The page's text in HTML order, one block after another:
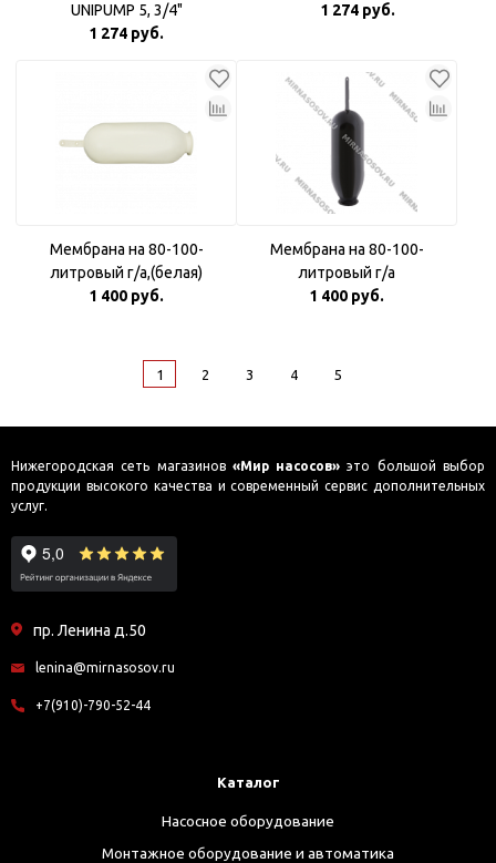
UNIPUMP 5, 3/4"
1 274 руб.
1 274 руб.
Мембрана на 80-100-
литровый г/а,(белая)
1 400 руб.
Мембрана на 80-100-
литровый г/а
1 400 руб.
1 2 3 4 5
Нижегородская сеть магазинов «Мир насосов» это большой выбор
продукции высокого качества и современный сервис дополнительных
услуг.
пр. Ленина д.50
lenina@mirnasosov.ru
+7(910)-790-52-44
Каталог
Насосное оборудование
Монтажное оборудование и автоматика